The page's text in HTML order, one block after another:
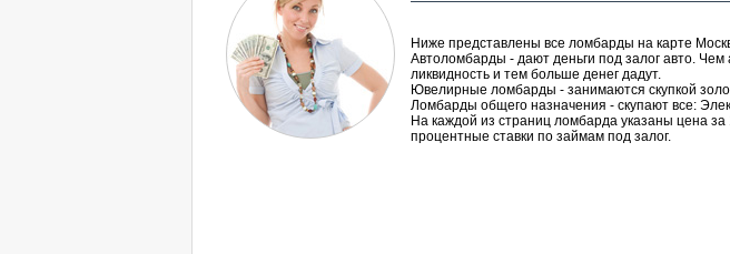
Ниже представлены все ломбарды на карте
Автоломбарды - дают деньги под залог авто.
ликвидность и тем больше денег дадут.
Ювелирные ломбарды - занимаются скупкой
Ломбарды общего назначения - скупают все:
На каждой из страниц ломбарда указаны цена
процентные ставки по займам под залог.